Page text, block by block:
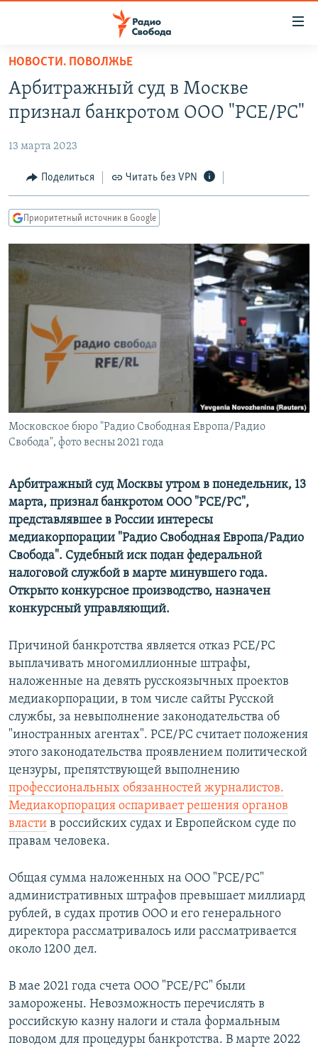
упрощенного
доступа
основному
Вернутся
главной
навигации
Вернутся
поиску
ПРОГРАММЫ
ПОДКАСТЫ
АВТОРСКИЕ ПРОЕКТЫ
ЦИТАТЫ СВОБОДЫ
МНЕНИЯ
IDEL.РЕАЛИИ
СЕВЕР.РЕАЛИИ
СИБИРЬ.РЕАЛИИ
РАСПИСАНИЕ ВЕЩАНИЯ
ПОДПИШИТЕСЬ НА РАССЫЛКУ
СОЦИАЛЬНЫЕ СЕТИ
Все сайты РСЕ/РС
НОВОСТИ. ПОВОЛЖЬЕ
Арбитражный суд в Москве
признал банкротом ООО "РСЕ/РC"
13 марта 2023
Поделиться Читать без VPN
Приоритетный источник в Google
Московское бюро "Радио Свободная Европа/Радио
Свобода", фото весны 2021 года
Арбитражный суд Москвы утром в понедельник, 13
марта, признал банкротом ООО "РСЕ/РС",
представлявшее в России интересы
медиакорпорации "Радио Свободная Европа/Радио
Свобода". Судебный иск подан федеральной
налоговой службой в марте минувшего года.
Открыто конкурсное производство, назначен
конкурсный управляющий.
Причиной банкротства является отказ РСЕ/РС
выплачивать многомиллионные штрафы,
наложенные на девять русскоязычных проектов
медиакорпорации, в том числе сайты Русской
службы, за невыполнение законодательства об
"иностранных агентах". РСЕ/РС считает положения
этого законодательства проявлением политической
цензуры, препятствующей выполнению
профессиональных обязанностей журналистов.
Медиакорпорация оспаривает решения органов
власти в российских судах и Европейском суде по
правам человека.
Общая сумма наложенных на ООО "РСЕ/РС"
административных штрафов превышает миллиард
рублей, в судах против ООО и его генерального
директора рассматривалось или рассматривается
около 1200 дел.
В мае 2021 года счета ООО "РСЕ/РС" были
заморожены. Невозможность перечислять в
российскую казну налоги и стала формальным
поводом для процедуры банкротства. В марте 2022